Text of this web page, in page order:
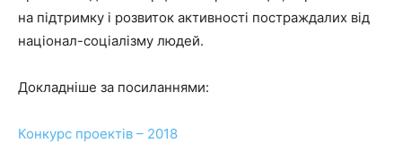
на підтримку і розвиток активності постраждалих від
націонал-соціалізму людей.
Докладніше за посиланнями:
Конкурс проектів – 2018